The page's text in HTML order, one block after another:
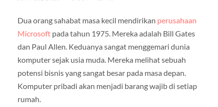
Dua orang sahabat masa kecil mendirikan perusahaan
Microsoftpada tahun 1975. Mereka adalah Bill Gates
dan Paul Allen. Keduanya sangat menggemari dunia
komputer sejak usia muda. Mereka melihat sebuah
potensi bisnis yang sangat besar pada masa depan.
Komputer pribadi akan menjadi barang wajib di setiap
rumah.